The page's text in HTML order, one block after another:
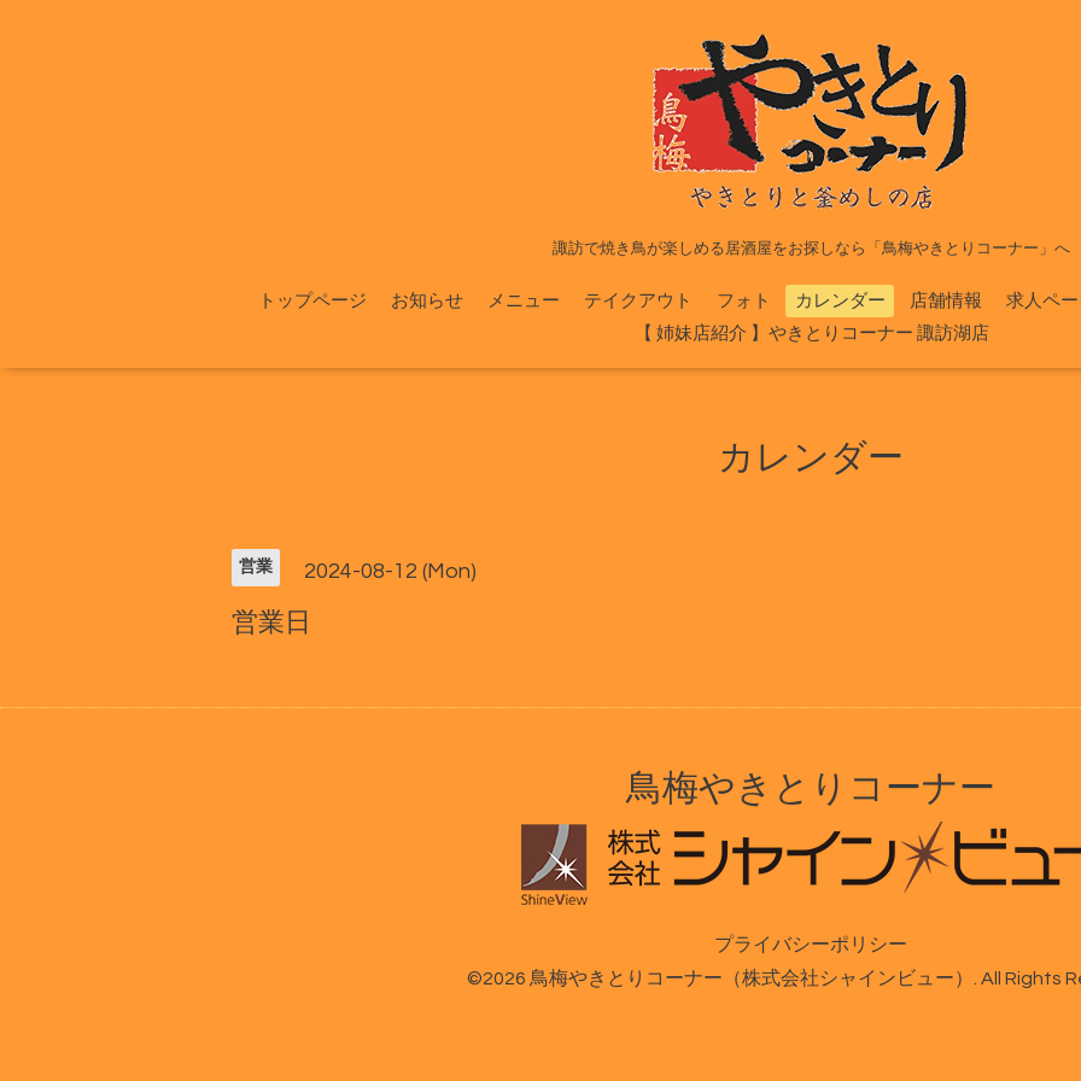
諏訪で焼き鳥が楽しめる居酒屋をお探しなら「鳥梅やきとりコーナー」へ
トップページ お知らせ メニュー テイクアウト フォト カレンダー 店舗情報 求人ペー
【 姉妹店紹介 】やきとりコーナー 諏訪湖店
カレンダー
営業 2024-08-12 (Mon)
営業日
鳥梅やきとりコーナー
プライバシーポリシー
©2026 鳥梅やきとりコーナー（株式会社シャインビュー） . All Rights